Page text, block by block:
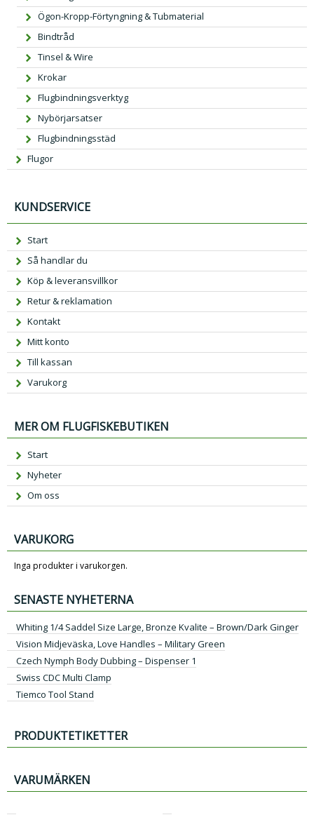
Ögon-Kropp-Förtyngning & Tubmaterial
Bindtråd
Tinsel & Wire
Krokar
Flugbindningsverktyg
Nybörjarsatser
Flugbindningsstäd
Flugor
KUNDSERVICE
Start
Så handlar du
Köp & leveransvillkor
Retur & reklamation
Kontakt
Mitt konto
Till kassan
Varukorg
MER OM FLUGFISKEBUTIKEN
Start
Nyheter
Om oss
VARUKORG
Inga produkter i varukorgen.
SENASTE NYHETERNA
Whiting 1/4 Saddel Size Large, Bronze Kvalite – Brown/Dark Ginger
Vision Midjeväska, Love Handles – Military Green
Czech Nymph Body Dubbing – Dispenser 1
Swiss CDC Multi Clamp
Tiemco Tool Stand
PRODUKTETIKETTER
VARUMÄRKEN